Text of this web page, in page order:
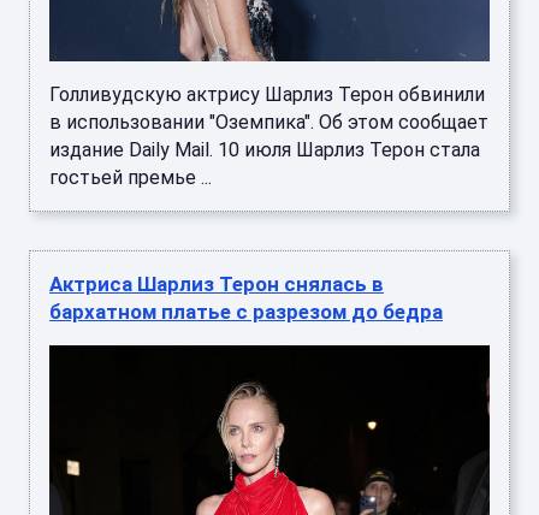
Голливудскую актрису Шарлиз Терон обвинили
в использовании "Оземпика". Об этом сообщает
издание Daily Mail. 10 июля Шарлиз Терон стала
гостьей премье ...
Актриса Шарлиз Терон снялась в
бархатном платье с разрезом до бедра